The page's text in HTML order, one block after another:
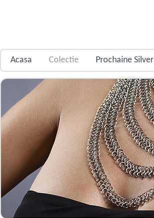
Acasa Colectie Prochaine Silver